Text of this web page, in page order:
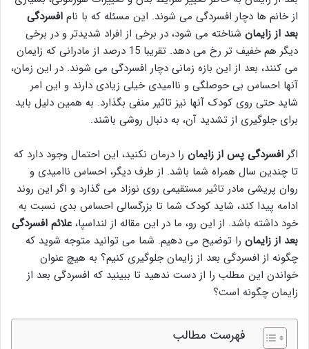
از خانم ها دچار افسردگی می شوند. این مسئله که با نام افسردگی
بعد از زایمان شناخته می شود، در برخی از افراد شدیدتر و در برخی
دیگر هم خفیف تر رخ می دهد. تقریبا 15 درصد از مادرانی که زایمان
می کنند، بعد از این بازه زمانی دچار افسردگی می شوند. در این زمان،
آنها احساس بی حوصلگی و ناامیدی خیلی زیادی دارند و این امر
شاید حتی روی کودک آنها نیز تاثیر منفی بگذارد. به همین دلیل باید
برای جلوگیری از تشدید آن، به دنبال روشی باشند.
اگر افسردگی پس از زایمان را درمان نکنید، این احتمال وجود دارد که
تا چندین سال همراه شما باشد. از طرف دیگر، احساس ناامیدی و
روان پریشی مادر تاثیر مستقیمی روی نوزاد می گذارد و اگر این روند
ادامه پیدا کند، شاید کودک شما تا بزرگسالی احساس بدی نسبت به
خود داشته باشد. از این رو، ما در این مقاله از لنداسپا، علائم افسردگی
بعد از زایمان را توضیح می دهیم. شما می توانید متوجه شوید که
چگونه از افسردگی بعد از زایمان جلوگیری کنیم؟ به هیچ عنوان
خواندن این مطلب را از دست ندهید تا ببینید که افسردگی بعد از
زایمان چگونه است؟
فهرست مطالب